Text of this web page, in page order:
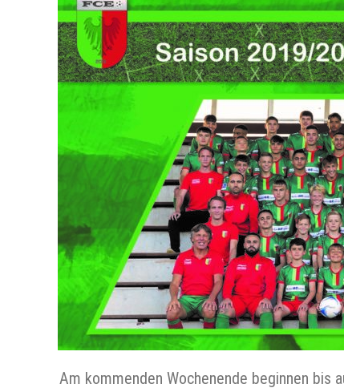
Am kommenden Wochenende beginnen